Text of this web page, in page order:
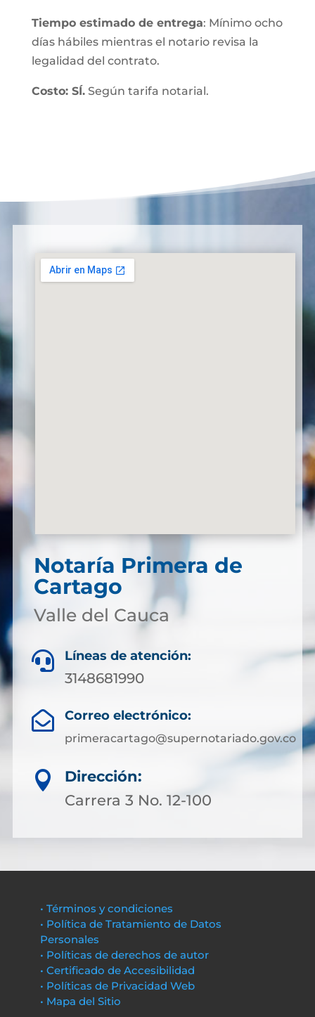
Tiempo estimado de entrega: Mínimo ocho
días hábiles mientras el notario revisa la
legalidad del contrato.
Costo: SÍ.Según tarifa notarial.
Notaría Primera de
Cartago
Valle del Cauca
 Líneas de atención:
3148681990
 Correo electrónico:
primeracartago@supernotariado.gov.co

Dirección:
Carrera 3 No. 12-100
• Términos y condiciones
• Política de Tratamiento de Datos
Personales
• Políticas de derechos de autor
• Certificado de Accesibilidad
• Políticas de Privacidad Web
• Mapa del Sitio